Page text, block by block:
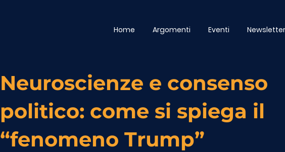
Home Argomenti Eventi Newsletter
Neuroscienze e consenso
politico: come si spiega il
“fenomeno Trump”